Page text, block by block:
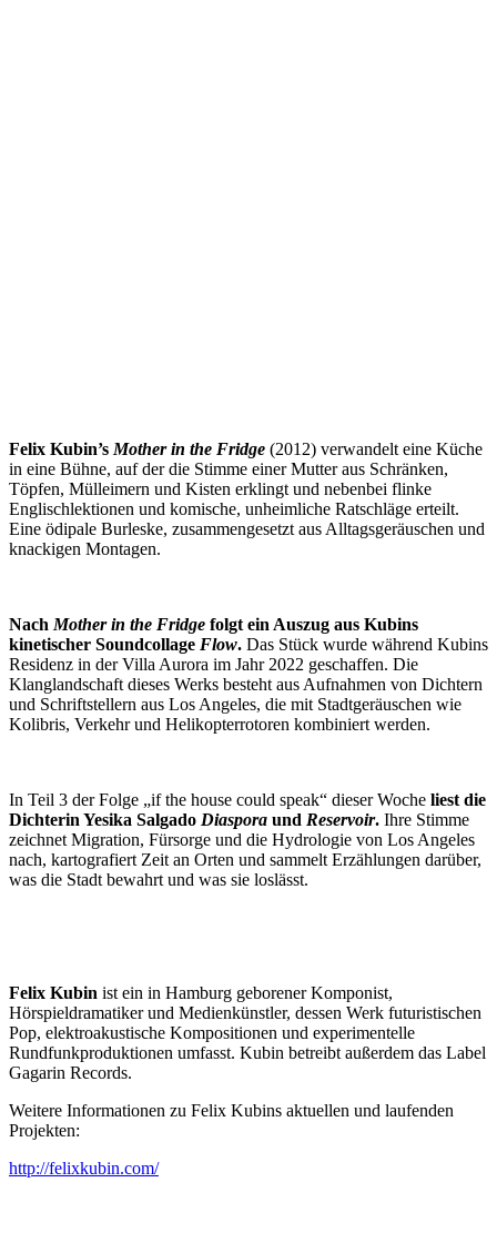
Felix Kubin’s Mother in the Fridge (2012) verwandelt eine Küche
in eine Bühne, auf der die Stimme einer Mutter aus Schränken,
Töpfen, Mülleimern und Kisten erklingt und nebenbei flinke
Englischlektionen und komische, unheimliche Ratschläge erteilt.
Eine ödipale Burleske, zusammengesetzt aus Alltagsgeräuschen und
knackigen Montagen.
Nach Mother in the Fridge folgt ein Auszug aus Kubins
kinetischer Soundcollage Flow. Das Stück wurde während Kubins
Residenz in der Villa Aurora im Jahr 2022 geschaffen. Die
Klanglandschaft dieses Werks besteht aus Aufnahmen von Dichtern
und Schriftstellern aus Los Angeles, die mit Stadtgeräuschen wie
Kolibris, Verkehr und Helikopterrotoren kombiniert werden.
In Teil 3 der Folge „if the house could speak“ dieser Woche liest die
Dichterin Yesika Salgado Diaspora und Reservoir. Ihre Stimme
zeichnet Migration, Fürsorge und die Hydrologie von Los Angeles
nach, kartografiert Zeit an Orten und sammelt Erzählungen darüber,
was die Stadt bewahrt und was sie loslässt.
Felix Kubin ist ein in Hamburg geborener Komponist,
Hörspieldramatiker und Medienkünstler, dessen Werk futuristischen
Pop, elektroakustische Kompositionen und experimentelle
Rundfunkproduktionen umfasst. Kubin betreibt außerdem das Label
Gagarin Records.
Weitere Informationen zu Felix Kubins aktuellen und laufenden
Projekten:
http://felixkubin.com/